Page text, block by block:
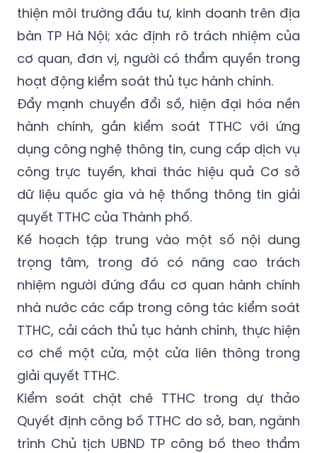
thiện môi trường đầu tư, kinh doanh trên địa
bàn TP Hà Nội; xác định rõ trách nhiệm của
cơ quan, đơn vị, người có thẩm quyền trong
hoạt động kiểm soát thủ tục hành chính.
Đẩy mạnh chuyển đổi số, hiện đại hóa nền
hành chính, gắn kiểm soát TTHC với ứng
dụng công nghệ thông tin, cung cấp dịch vụ
công trực tuyến, khai thác hiệu quả Cơ sở
dữ liệu quốc gia và hệ thống thông tin giải
quyết TTHC của Thành phố.
Kế hoạch tập trung vào một số nội dung
trọng tâm, trong đó có nâng cao trách
nhiệm người đứng đầu cơ quan hành chính
nhà nước các cấp trong công tác kiểm soát
TTHC, cải cách thủ tục hành chính, thực hiện
cơ chế một cửa, một cửa liên thông trong
giải quyết TTHC.
Kiểm soát chặt chẽ TTHC trong dự thảo
Quyết định công bố TTHC do sở, ban, ngành
trình Chủ tịch UBND TP công bố theo thẩm